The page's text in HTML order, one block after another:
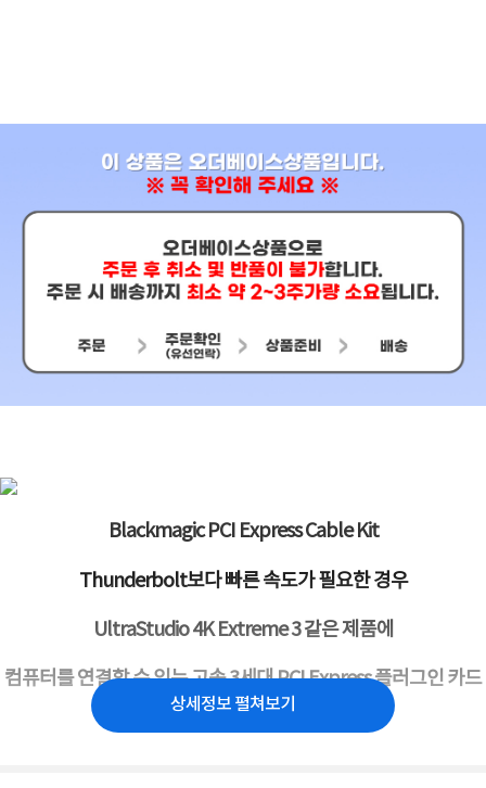
Blackmagic PCI Express Cable Kit
Thunderbolt보다 빠른 속도가 필요한 경우
UltraStudio 4K Extreme 3 같은 제품에
컴퓨터를 연결할 수 있는 고속 3세대 PCI Express 플러그인 카드
및 케이블
상세정보 펼쳐보기